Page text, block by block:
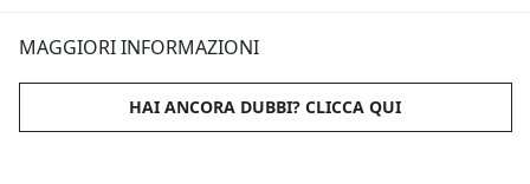
MAGGIORI INFORMAZIONI
HAI ANCORA DUBBI? CLICCA QUI